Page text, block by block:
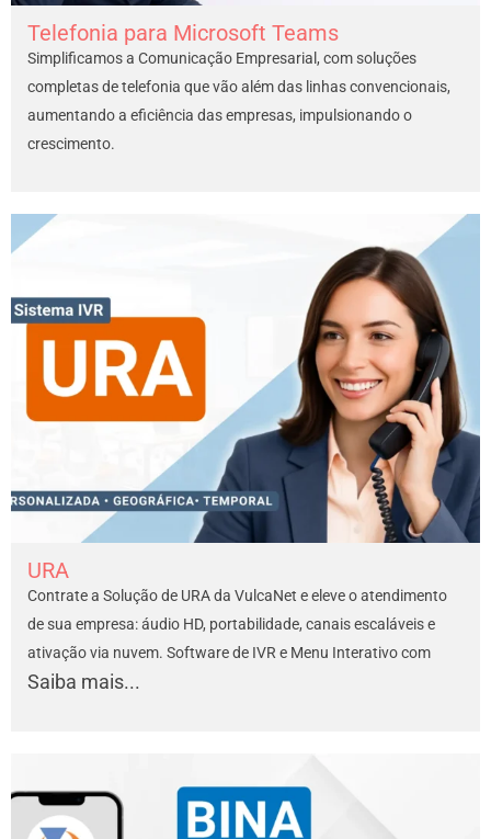
Telefonia para Microsoft Teams
Simplificamos a Comunicação Empresarial, com soluções
completas de telefonia que vão além das linhas convencionais,
aumentando a eficiência das empresas, impulsionando o
crescimento.
URA
Contrate a Solução de URA da VulcaNet e eleve o atendimento
de sua empresa: áudio HD, portabilidade, canais escaláveis e
ativação via nuvem. Software de IVR e Menu Interativo com
Saiba mais...